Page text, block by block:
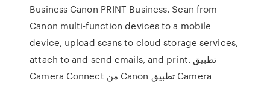
Business Canon PRINT Business. Scan from
Canon multi-function devices to a mobile
device, upload scans to cloud storage services,
attach to and send emails, and print. تطبيق
Camera Connect من Canon تطبيق Camera